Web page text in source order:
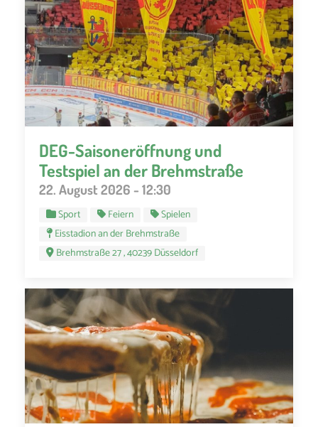
DEG-Saisoneröffnung und
Testspiel an der Brehmstraße
22. August 2026 - 12:30
Sport Feiern
Spielen
Eisstadion an der Brehmstraße
Brehmstraße 27 , 40239 Düsseldorf